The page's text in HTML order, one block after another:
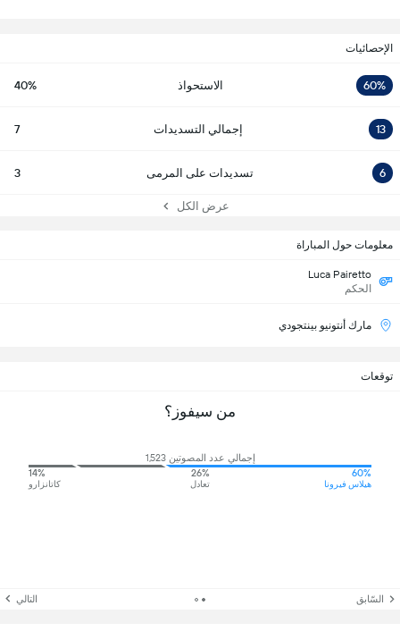
الإحصائيات
60% الاستحواذ 40%
13 إجمالي التسديدات 7
6 تسديدات على المرمى 3
عرض الكل
معلومات حول المباراة
Luca Pairetto
الحكم
مارك أنتونيو بينتجودي
توقعات
من سيفوز؟
إجمالي عدد المصوتين 1,523
60%
هيلاس فيرونا
26%
تعادل
14%
كاتانزارو
السّابق التالي